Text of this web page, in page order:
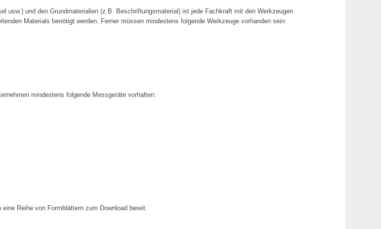
usw.) und den Grundmaterialien (z.B. Beschriftungsmaterial) ist jede Fachkraft mit den Werkzeugen
Materials benötigt werden. Ferner müssen mindestens folgende Werkzeuge vorhanden sein:
mindestens folgende Messgeräte vorhalten:
Reihe von Formblättern zum Download bereit.